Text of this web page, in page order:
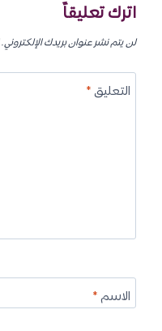
اترك تعليقاً
لن يتم نشر عنوان بريدك الإلكتروني.
التعليق*
الاسم*